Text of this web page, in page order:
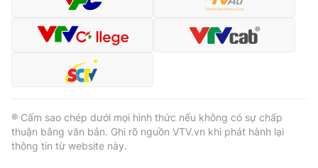
® Cấm sao chép dưới mọi hình thức nếu không có sự chấp
thuận bằng văn bản. Ghi rõ nguồn VTV.vn khi phát hành lại
thông tin từ website này.